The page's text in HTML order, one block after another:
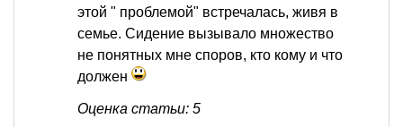
этой " проблемой" встречалась, живя в
семье. Сидение вызывало множество
не понятных мне споров, кто кому и что
должен
Оценка статьи: 5